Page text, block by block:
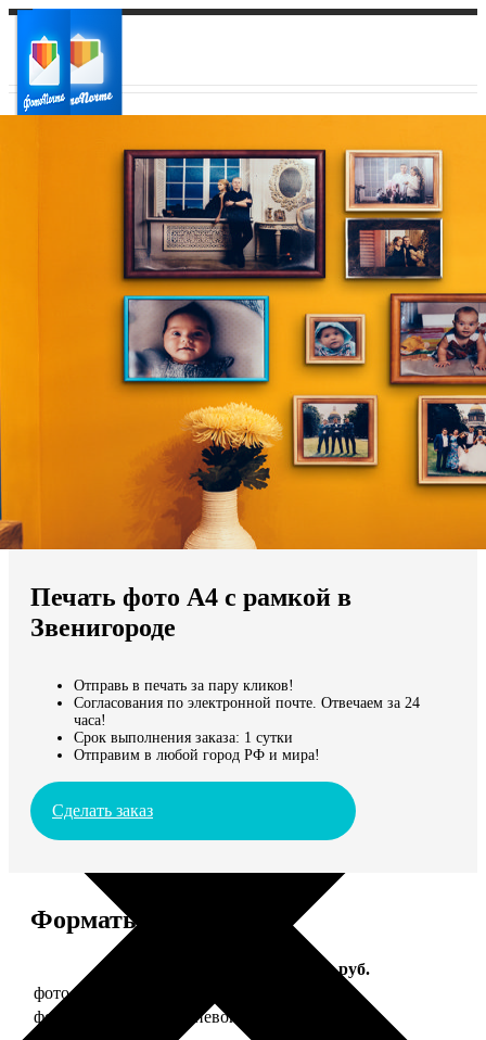
Ваш регион доставки
Выберите из списка:
Мы доставляем по всему миру
Продолжить без города
Печать фото А4 с рамкой в
Звенигороде
Отправь в печать за пару кликов!
Согласования по электронной почте. Отвечаем за 24
часа!
Срок выполнения заказа: 1 сутки
Отправим в любой город РФ и мира!
Сделать заказ
Форматы и цены
Цена, руб.
фото 20х30 в деревянной рамке
фото 20х30 в алюминиевой рамке